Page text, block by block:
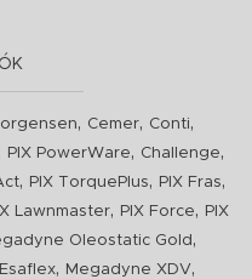
, Cemer, Conti,
PIX PowerWare, Challenge,
, PIX TorquePlus, PIX Fras,
Lawnmaster, PIX Force,
PIX
Oleostatic Gold ,
, Megadyne XDV,